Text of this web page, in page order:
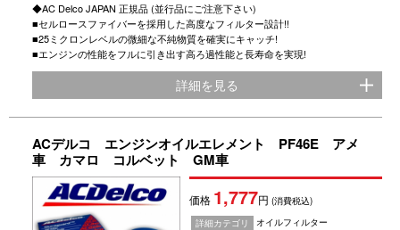
◆AC Delco JAPAN 正規品 (並行品にご注意下さい)
■セルロースファイバーを採用した高度なフィルター設計!!
■25ミクロンレベルの微細な不純物質を確実にキャッチ!
■エンジンの性能をフルに引き出す高ろ過性能と長寿命を実現!
詳細を見る
ACデルコ エンジンオイルエレメント PF46E アメ
車 カマロ コルベット GM車
価格 1,777円(消費税込)
詳細カテゴリ
オイルフィルター